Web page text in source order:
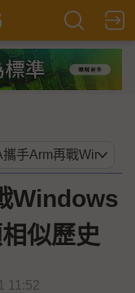
Windows
似歷史
11:52